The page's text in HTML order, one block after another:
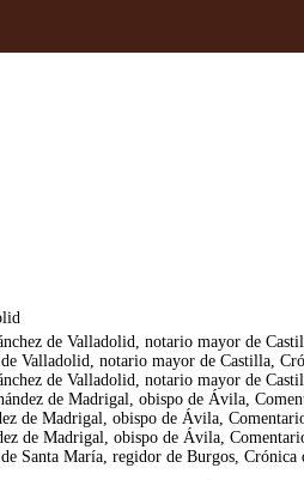
de Valladolid, notario mayor de
Valladolid, notario mayor de Castilla,
de Valladolid, notario mayor de
de Madrigal, obispo de Ávila,
de Madrigal, obispo de Ávila,
de Madrigal, obispo de Ávila,
María, regidor de Burgos, Crónica